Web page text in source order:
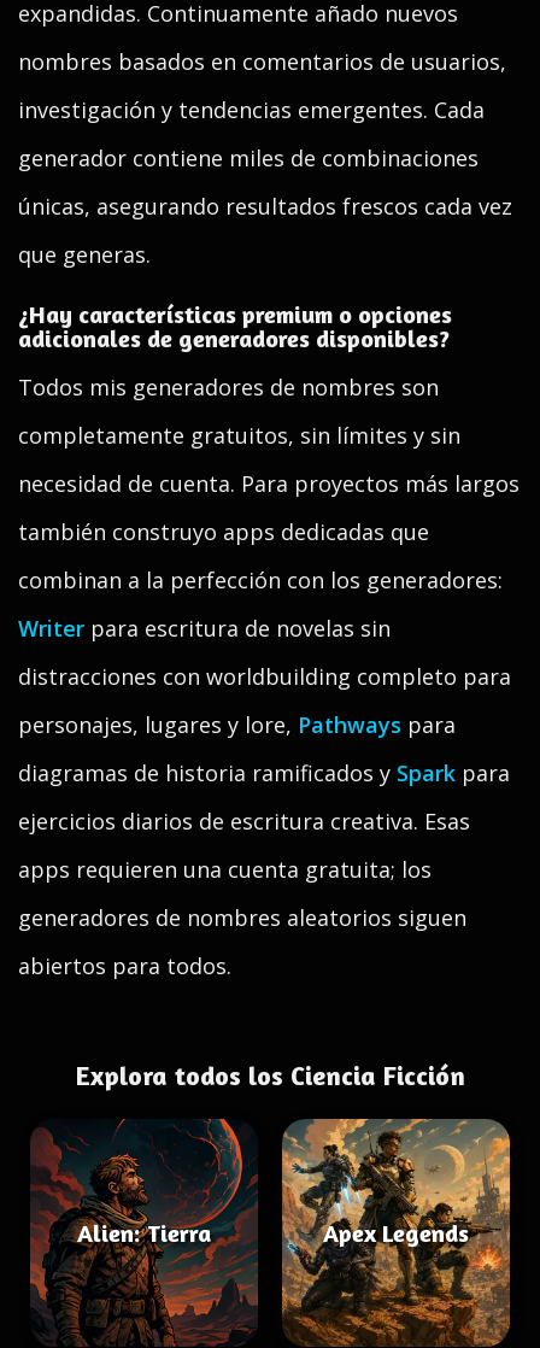
expandidas. Continuamente añado nuevos
nombres basados en comentarios de usuarios,
investigación y tendencias emergentes. Cada
generador contiene miles de combinaciones
únicas, asegurando resultados frescos cada vez
que generas.
¿Hay características premium o opciones
adicionales de generadores disponibles?
Todos mis generadores de nombres son
completamente gratuitos, sin límites y sin
necesidad de cuenta. Para proyectos más largos
también construyo apps dedicadas que
combinan a la perfección con los generadores:
Writer para escritura de novelas sin
distracciones con worldbuilding completo para
personajes, lugares y lore, Pathways para
diagramas de historia ramificados y Spark para
ejercicios diarios de escritura creativa. Esas
apps requieren una cuenta gratuita; los
generadores de nombres aleatorios siguen
abiertos para todos.
Explora todos los Ciencia Ficción
Alien: Tierra Apex Legends